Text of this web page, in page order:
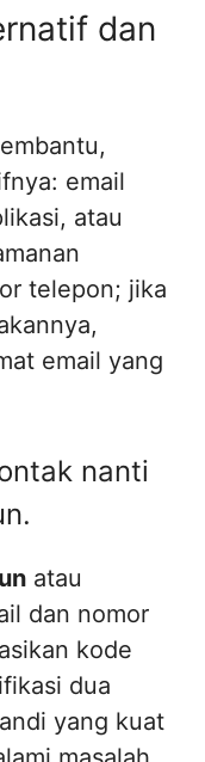
dan
email
atau
telepon; jika
email yang
nanti
atau
dan nomor
kode
dua
yang kuat